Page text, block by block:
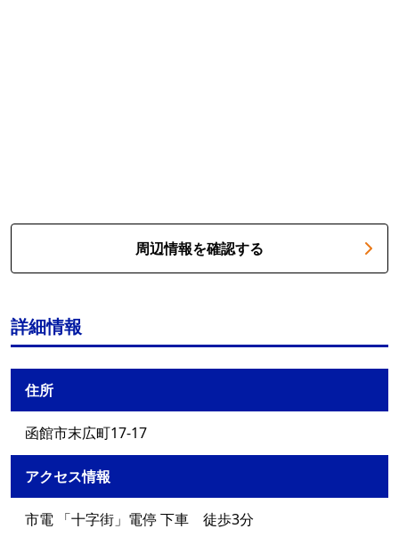
周辺情報を確認する
詳細情報
住所
函館市末広町17-17
アクセス情報
市電 「十字街」電停 下車 徒歩3分